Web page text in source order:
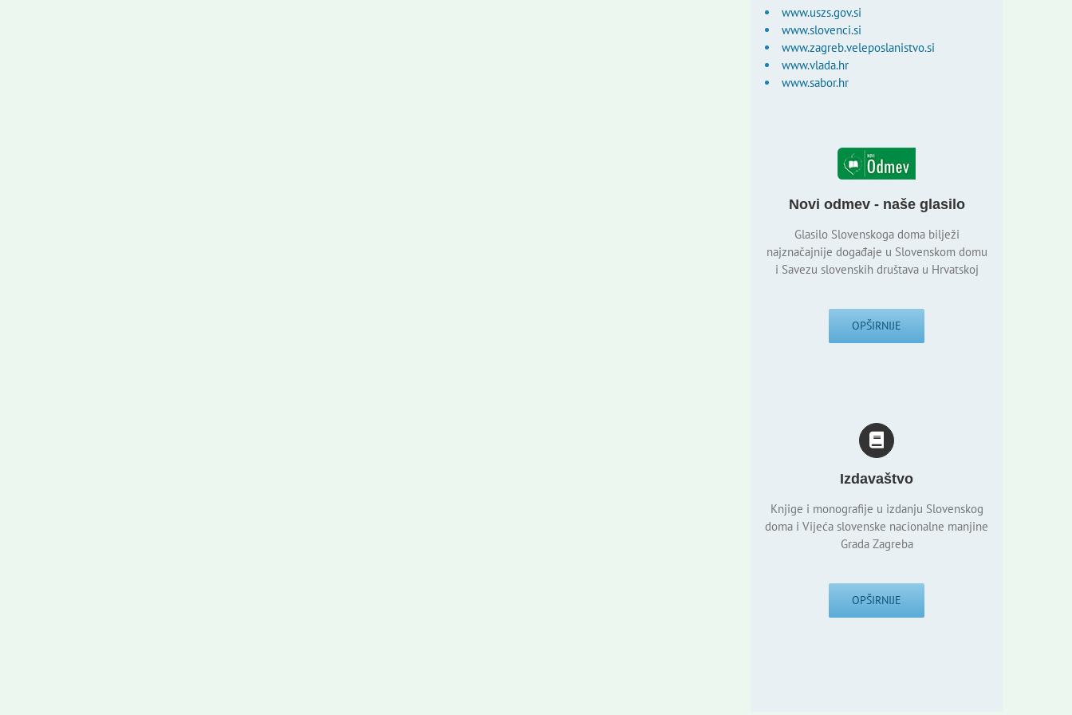
www.uszs.gov.si
www.slovenci.si
www.zagreb.veleposlanistvo.si
www.vlada.hr
www.sabor.hr
Novi odmev - naše glasilo
Glasilo Slovenskoga doma bilježi
najznačajnije događaje u Slovenskom domu
i Savezu slovenskih društava u Hrvatskoj
OPŠIRNIJE
Izdavaštvo
Knjige i monografije u izdanju Slovenskog
doma i Vijeća slovenske nacionalne manjine
Grada Zagreba
OPŠIRNIJE